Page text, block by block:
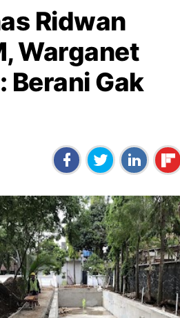
Ridwan
Warganet
Berani Gak